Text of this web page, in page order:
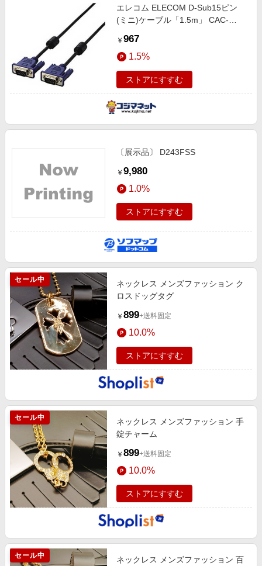
エレコム ELECOM D-Sub15ピン
(ミニ)ケーブル「1.5m」 CAC-
￥ 967
1.5%
ストアにすすむ
〔展示品〕 D243FSS
￥ 9,980
1.0%
ストアにすすむ
セール中
ネックレス メンズファッション ク
ロスドッグタグ
￥ 899+送料固定
10.0%
ストアにすすむ
セール中
ネックレス メンズファッション 手
錠チャーム
￥ 899+送料固定
10.0%
ストアにすすむ
セール中 ネックレス メンズファッション 百